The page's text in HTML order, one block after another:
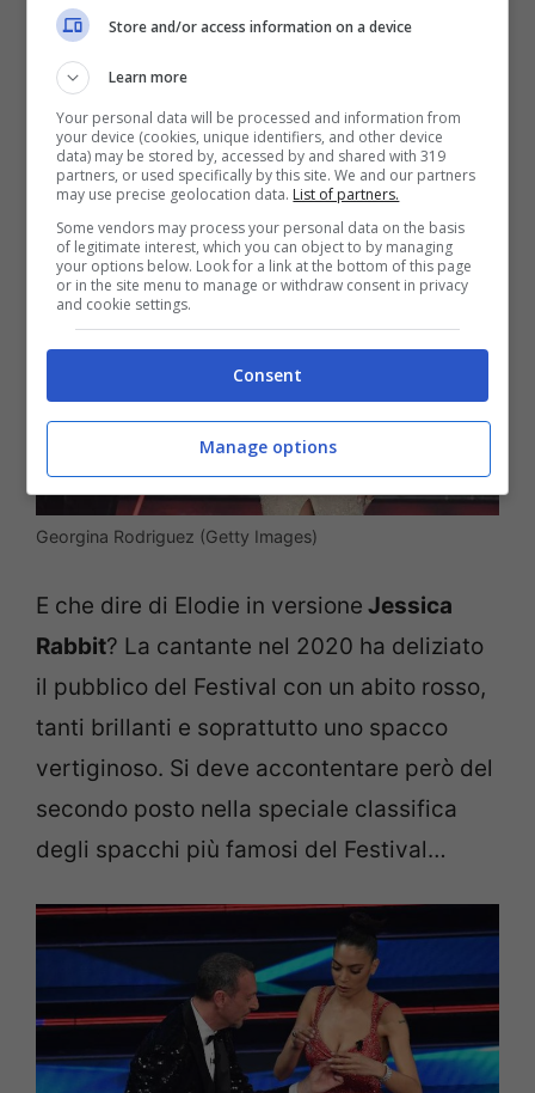
Georgina Rodriguez. La compagna del
calciatore Cristiano Ronaldo ha incantato
tutti in un abito super sexy.
Georgina Rodriguez (Getty Images)
E che dire di Elodie in versione Jessica
Rabbit? La cantante nel 2020 ha deliziato
il pubblico del Festival con un abito rosso,
tanti brillanti e soprattutto uno spacco
vertiginoso. Si deve accontentare però del
secondo posto nella speciale classifica
degli spacchi più famosi del Festival…
Store and/or access information on a device
Learn more
Your personal data will be processed and information from
your device (cookies, unique identifiers, and other device
data) may be stored by, accessed by and shared with 319
partners, or used specifically by this site. We and our partners
may use precise geolocation data. List of partners.
Some vendors may process your personal data on the basis
of legitimate interest, which you can object to by managing
your options below. Look for a link at the bottom of this page
or in the site menu to manage or withdraw consent in privacy
and cookie settings.
Consent
Manage options